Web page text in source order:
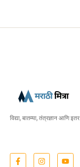
विद्या, बातम्या, तंत्रज्ञान आणि